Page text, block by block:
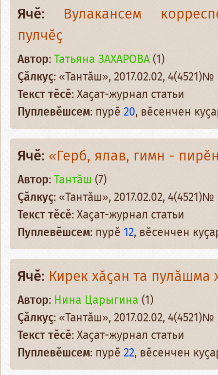
Ячӗ: Вулакансем
пулчӗҫ
Автор:Татьяна ЗАХАРОВА(1)
Ҫӑлкуҫ: «Тантӑш», 2017.02.02, 4(4521)№
Текст тӗсӗ: Хаҫат-журнал статьи
Пуплевӗшсем: пурӗ20, вӗсенчен
Ячӗ: «Герб, ялав, гимн -
Автор:Тантӑш (7)
Ҫӑлкуҫ: «Тантӑш», 2017.02.02, 4(4521)№
Текст тӗсӗ: Хаҫат-журнал статьи
Пуплевӗшсем: пурӗ 12, вӗсенчен
Ячӗ: Кирек хӑҫан та пулӑшма
Автор: Нина Царыгина (1)
Ҫӑлкуҫ: «Тантӑш», 2017.02.02, 4(4521)№
Текст тӗсӗ: Хаҫат-журнал статьи
Пуплевӗшсем: пурӗ22, вӗсенчен